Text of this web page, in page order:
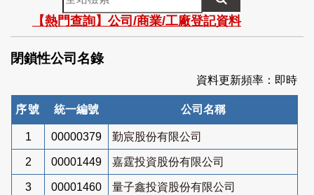
站
檢
索
【熱門查詢】公司/商業/工廠登記資料
閉鎖性公司名錄
資料更新頻率：即時
序號 統一編號 公司名稱
1 00000379 勤宸股份有限公司
2 00001449 嘉霆投資股份有限公司
3 00001460 量子鑫投資股份有限公司